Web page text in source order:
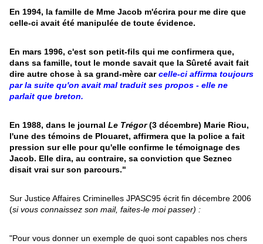
En 1994, la famille de Mme Jacob m'écrira pour me dire que
celle-ci avait été manipulée de toute évidence.
En mars 1996, c'est son petit-fils qui me confirmera que,
dans sa famille, tout le monde savait que la Sûreté avait fait
dire autre chose à sa grand-mère carcelle-ci affirma toujours
par la suite qu'on avait mal traduit ses propos - elle ne
parlait que breton.
En 1988, dans le journal Le Trégor(3 décembre) Marie Riou,
l'une des témoins de Plouaret, affirmera que la police a fait
pression sur elle pour qu'elle confirme le témoignage des
Jacob. Elle dira, au contraire, sa conviction que Seznec
disait vrai sur son parcours."
Sur Justice Affaires Criminelles JPASC95 écrit fin décembre 2006
(si vous connaissez son mail, faites-le moi passer) :
"Pour vous donner un exemple de quoi sont capables nos chers